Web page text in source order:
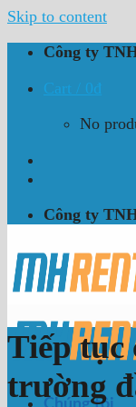
Skip to content
Công ty
Cart / 0₫
No
Công ty
Tiếp tục
trường